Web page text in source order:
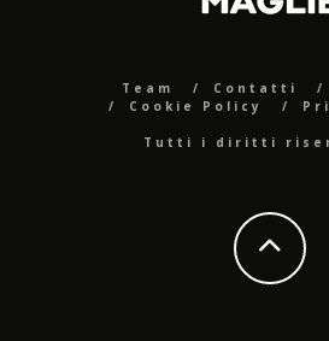
Team Contatti
Cookie Policy
Tutti i diritti